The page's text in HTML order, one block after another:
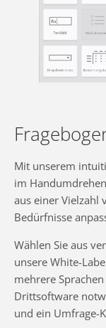
Mit unserem
im
aus einer Vielzahl
Bedürfnisse
Wählen Sie aus
unsere White-
mehrere
Drittsoftware
und ein Umfrage-